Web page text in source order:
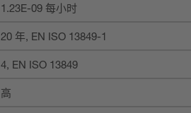
1.23E-09 每小时
20 年, EN ISO 13849-1
4, EN ISO 13849
高